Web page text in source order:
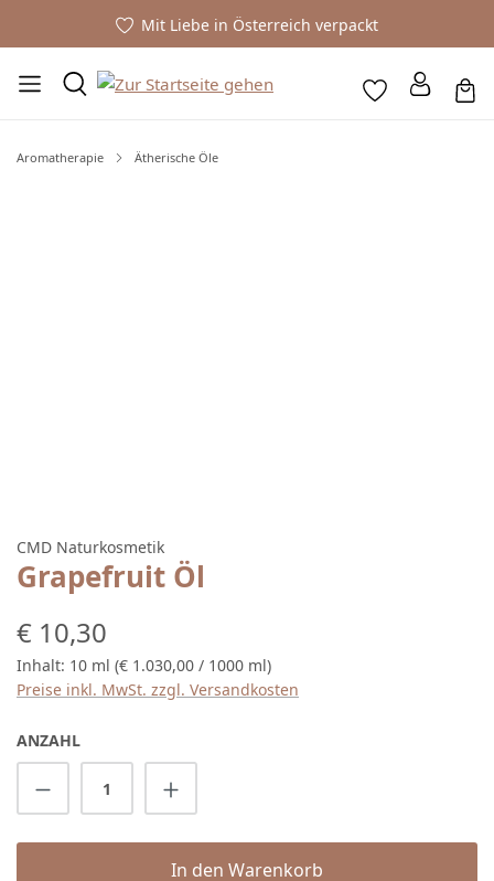
Mit Liebe in Österreich verpackt
Aromatherapie Ätherische Öle
CMD Naturkosmetik
Grapefruit Öl
Regulärer Preis:
€ 10,30
Inhalt: 10 ml (€ 1.030,00 / 1000 ml)
Preise inkl. MwSt. zzgl. Versandkosten
ANZAHL
Produkt Anzahl: Gib den gewünschten
In den Warenkorb